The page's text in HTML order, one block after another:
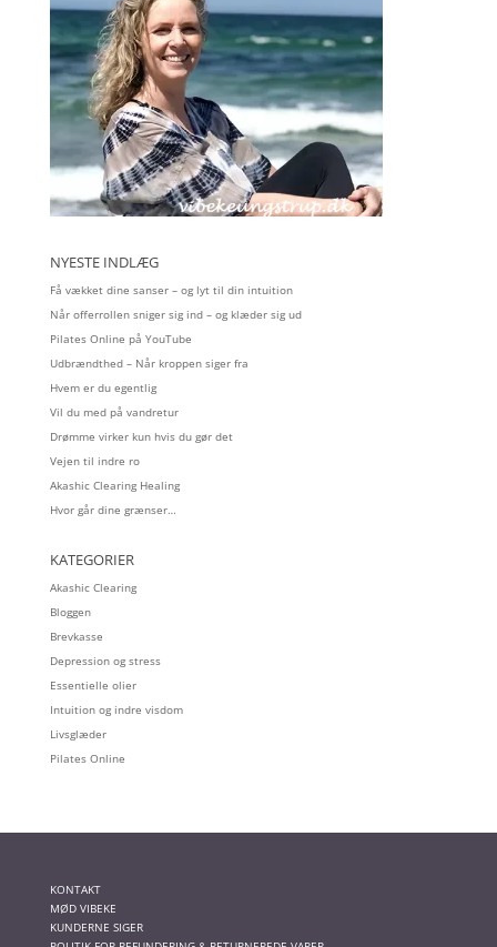
NYESTE INDLÆG
Få vækket dine sanser – og lyt til din intuition
Når offerrollen sniger sig ind – og klæder sig ud
Pilates Online på YouTube
Udbrændthed – Når kroppen siger fra
Hvem er du egentlig
Vil du med på vandretur
Drømme virker kun hvis du gør det
Vejen til indre ro
Akashic Clearing Healing
Hvor går dine grænser…
KATEGORIER
Akashic Clearing
Bloggen
Brevkasse
Depression og stress
Essentielle olier
Intuition og indre visdom
Livsglæder
Pilates Online
KONTAKT
MØD VIBEKE
KUNDERNE SIGER